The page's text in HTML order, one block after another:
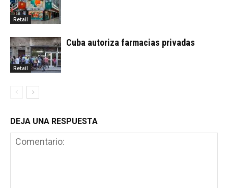
Retail
Retail
Cuba autoriza farmacias privadas
DEJA UNA RESPUESTA